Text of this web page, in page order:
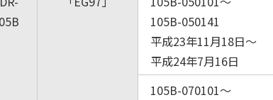
105B-050141
平成23年11月18日～
平成24年7月16日
105B-070101～